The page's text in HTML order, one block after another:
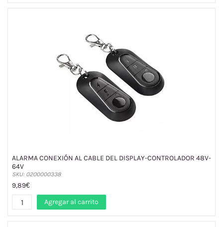
ALARMA CONEXIÓN AL CABLE DEL DISPLAY-CONTROLADOR 48V-
64V
SKU: 0200000338
9,89€
Agregar al carrito